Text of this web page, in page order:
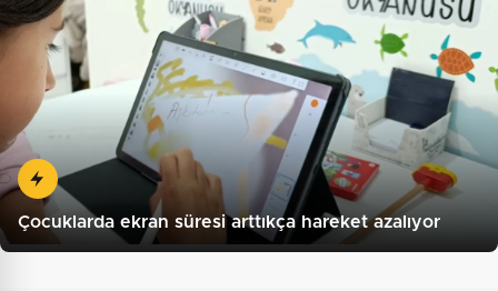
Çocuklarda ekran süresi arttıkça hareket azalıyor